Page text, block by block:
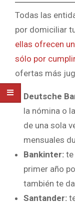
Todas las
por domiciliar
ellas ofrecen
sólo por
ofertas más
Deutsche
la nómina o
de una sola
mensuales
Bankinter: te
primer año
también te
Santander: